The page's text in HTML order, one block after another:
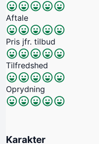
Aftale
Pris jfr. tilbud
Tilfredshed
Oprydning
Karakter